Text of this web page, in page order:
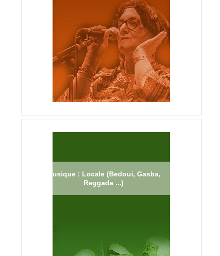
Musique : Locale (Bedoui, Gasba,
Reggada ...)